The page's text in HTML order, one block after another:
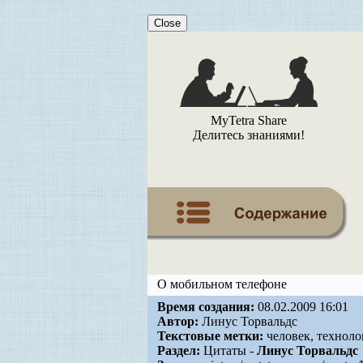
Close
MyTetra Share
Делитесь знаниями!
О мобильном телефоне
Время создания: 08.02.2009 16:01
Автор: Линус Торвальдс
Текстовые метки: человек,
Раздел: Цитаты - Линус Торвальдс